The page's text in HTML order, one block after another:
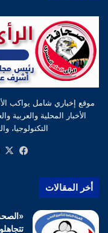
موقع إخباري شامل يواكب
الأخبار المحلية والعربية
أخر المقالات